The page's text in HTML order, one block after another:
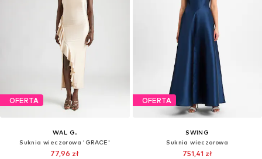
OFERTA
WAL G.
Suknia wieczorowa 'GRACE'
77,96 zł
OFERTA
SWING
Suknia wieczorowa
751,41 zł